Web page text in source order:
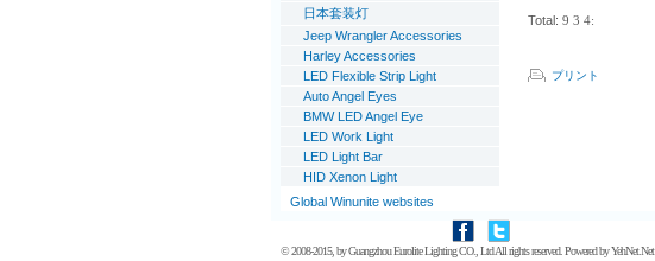
日本套装灯
Jeep Wrangler Accessories
Harley Accessories
LED Flexible Strip Light
Auto Angel Eyes
BMW LED Angel Eye
LED Work Light
LED Light Bar
HID Xenon Light
Total: 9 3 4:
プリント
Global Winunite websites
© 2008-2015, byGuangzhou Eurolite Lighting CO., LtdAll rights reserved. Powered byYehNet.Net